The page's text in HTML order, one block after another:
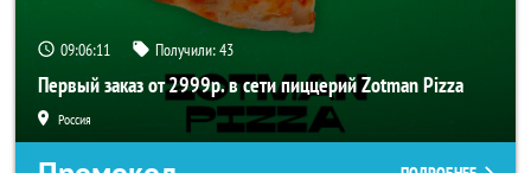
09:06:10 Получили:43
Первый заказ от 2999р. в сети пиццерий Zotman Pizza
Россия